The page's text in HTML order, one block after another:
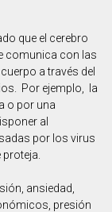
que el cerebro
comunica con las
a través del
Por ejemplo, la
o por una
al
por los virus
ansiedad,
presión